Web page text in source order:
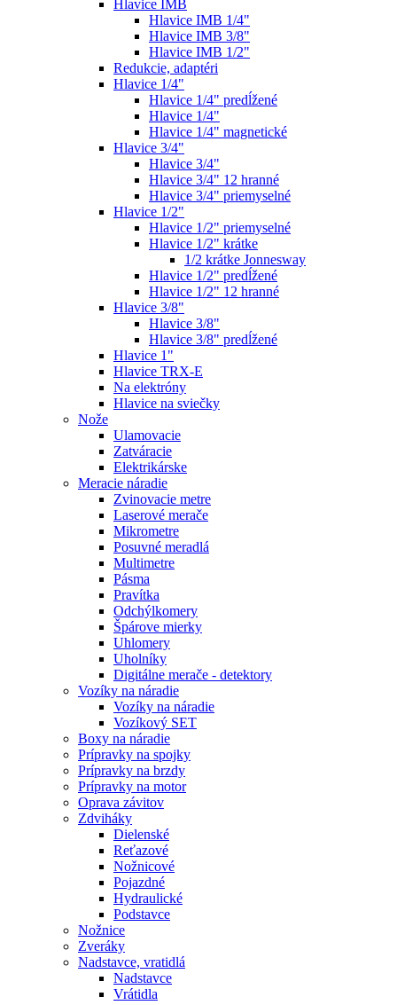
Hlavice IMB
Hlavice IMB 1/4"
Hlavice IMB 3/8"
Hlavice IMB 1/2"
Redukcie, adaptéri
Hlavice 1/4"
Hlavice 1/4" predĺžené
Hlavice 1/4"
Hlavice 1/4" magnetické
Hlavice 3/4"
Hlavice 3/4"
Hlavice 3/4" 12 hranné
Hlavice 3/4" priemyselné
Hlavice 1/2"
Hlavice 1/2" priemyselné
Hlavice 1/2" krátke
1/2 krátke Jonnesway
Hlavice 1/2" predĺžené
Hlavice 1/2" 12 hranné
Hlavice 3/8"
Hlavice 3/8"
Hlavice 3/8" predĺžené
Hlavice 1"
Hlavice TRX-E
Na elektróny
Hlavice na sviečky
Nože
Ulamovacie
Zatváracie
Elektrikárske
Meracie náradie
Zvinovacie metre
Laserové merače
Mikrometre
Posuvné meradlá
Multimetre
Pásma
Pravítka
Odchýlkomery
Špárove mierky
Uhlomery
Uholníky
Digitálne merače - detektory
Vozíky na náradie
Vozíky na náradie
Vozíkový SET
Boxy na náradie
Prípravky na spojky
Prípravky na brzdy
Prípravky na motor
Oprava závitov
Zdviháky
Dielenské
Reťazové
Nožnicové
Pojazdné
Hydraulické
Podstavce
Nožnice
Zveráky
Nadstavce, vratidlá
Nadstavce
Vrátidla